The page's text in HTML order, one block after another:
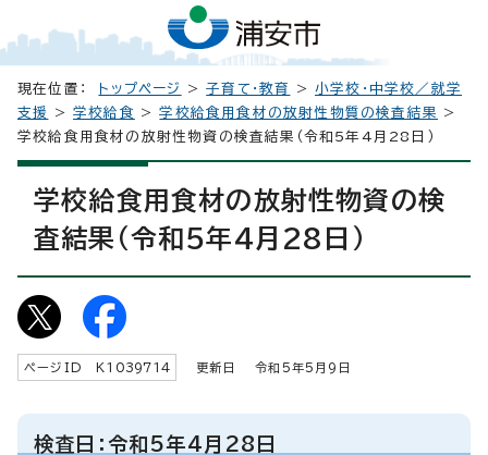
現在位置： トップページ >子育て・教育 >小学校・中学校／就学
支援
>学校給食 >学校給食用食材の放射性物質の検査結果
>
学校給食用食材の放射性物資の検査結果（令和5年4月28日）
学校給食用食材の放射性物資の検
査結果（令和5年4月28日）
ページID K 1039714 更新日 令和5年5月9日
検査日：令和5年4月28日